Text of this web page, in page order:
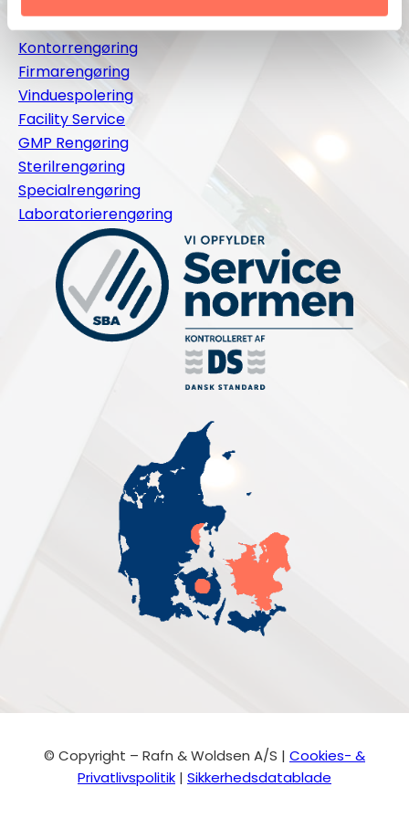
Ydelser
Kontorrengøring
Firmarengøring
Vinduespolering
Facility Service
GMP Rengøring
Sterilrengøring
Specialrengøring
Laboratorierengøring
© Copyright – Rafn & Woldsen A/S | Cookies- &
Privatlivspolitik | Sikkerhedsdatablade